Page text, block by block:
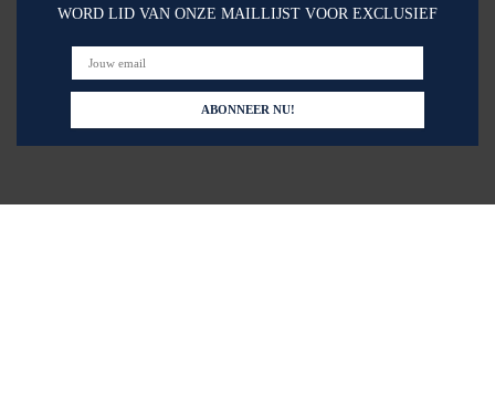
WORD LID VAN ONZE MAILLIJST VOOR EXCLUSIEF